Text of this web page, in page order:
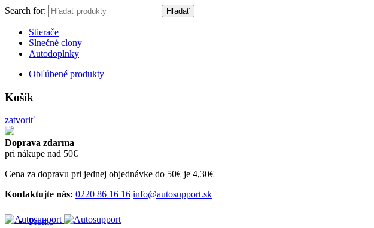
Search for: Hľadať
Stierače
Slnečné clony
Autodoplnky
Obľúbené produkty
Košík
zatvoriť
Doprava zdarma
pri nákupe nad 50€
Cena za dopravu pri jednej objednávke do 50€ je 4,30€
Kontaktujte nás: 0220 86 16 16 info@autosupport.sk
Promo